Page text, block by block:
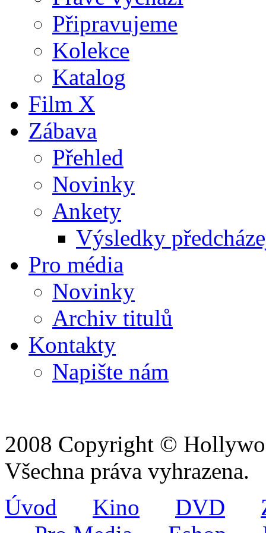
Připravujeme
Kolekce
Katalog
Film X
Zábava
Přehled
Novinky
Ankety
Výsledky
Pro média
Novinky
Archiv titulů
Kontakty
Napište nám
2008 Copyright ©
Všechna práva vyhrazena.
Úvod
Kino DVD